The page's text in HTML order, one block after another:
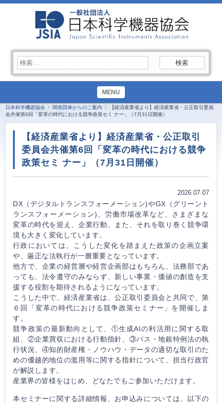
索:
MENU
日本科学機器協会 関係団体からのご案内
【経済産業省より】経済産業省・公正取引委員
会共催第6回「変革の時代における競争政策セミ ナー」（7月31日開催）
【経済産業省より】経済産業省・公正取引
委員会共催第6回「変革の時代における競争
政策セミ ナー」（7月31日開催）
2026.07.07
DX（デジタルトランスフォーメーション)やGX（グリーント
ランスフォーメーション)、労働市場改革など、さまざまな
変革の時代を迎え、企業行動、また、それを取り巻く競争環
境も大きく変化しています。
行政においては、こうした変化を踏まえた政策の企画立案
や、厳正な法執行が一層重要となっています。
他方で、企業の経営層や経営企画部はもちろん、法務部であ
っても、法令遵守のみならず、新しい事業・価値の創造を支
援する役割を期待されるようになっています。
こうした中で、経済産業省は、公正取引委員会と共同で、第
６回「変革の時代における競争政策セミナー」を開催しま
す。
競争政策の最新動向として、①生成AIの利活用に関する取
組、②企業買収における行動指針、③バス・地銀特例法の執
行状況、④知的財産権・ノウハウ・データの適切な取引のた
めの優越的地位の濫用等に関する指針について、担当行政官
が解説します。
産業界の皆様をはじめ、どなたでもご参加いただけます。
本セミナーに関する詳細情報、お申込みについては、以下の